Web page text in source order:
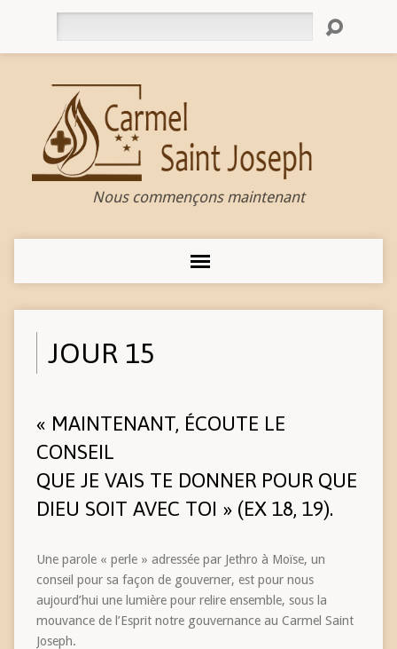
Nous commençons maintenant
JOUR 15
« MAINTENANT, ÉCOUTE LE
CONSEIL
QUE JE VAIS TE DONNER POUR QUE
DIEU SOIT AVEC TOI » (EX 18, 19).
Une parole « perle » adressée par Jethro à Moïse, un
conseil pour sa façon de gouverner, est pour nous
aujourd’hui une lumière pour relire ensemble, sous la
mouvance de l’Esprit notre gouvernance au Carmel Saint
Joseph.